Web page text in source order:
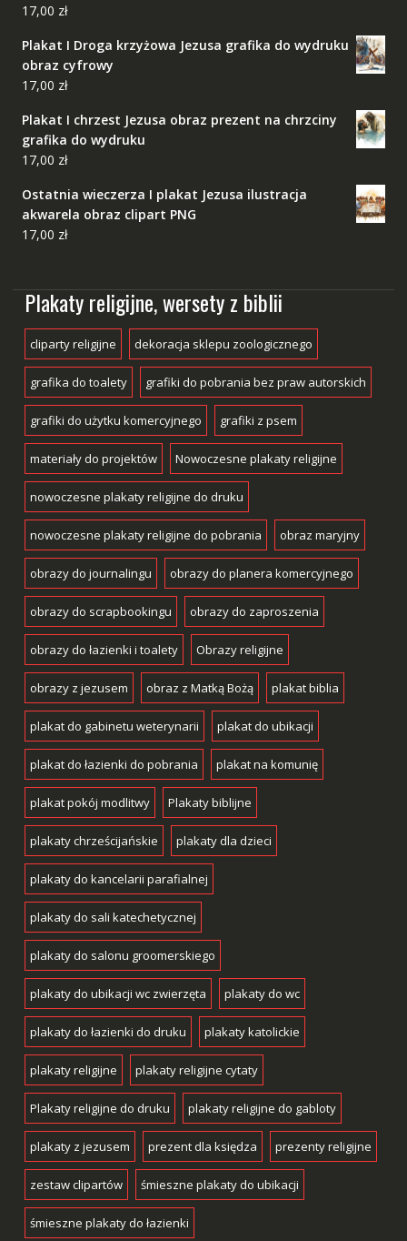
17,00 zł
Plakat I Droga krzyżowa Jezusa grafika do wydruku
obraz cyfrowy
17,00 zł
Plakat I chrzest Jezusa obraz prezent na chrzciny
grafika do wydruku
17,00 zł
Ostatnia wieczerza I plakat Jezusa ilustracja
akwarela obraz clipart PNG
17,00 zł
Plakaty religijne, wersety z biblii
cliparty religijne dekoracja sklepu zoologicznego
grafika do toalety grafiki do pobrania bez praw autorskich
grafiki do użytku komercyjnego grafiki z psem
materiały do projektów Nowoczesne plakaty religijne
nowoczesne plakaty religijne do druku
nowoczesne plakaty religijne do pobrania obraz maryjny
obrazy do journalingu obrazy do planera komercyjnego
obrazy do scrapbookingu obrazy do zaproszenia
obrazy do łazienki i toalety Obrazy religijne
obrazy z jezusem obraz z Matką Bożą plakat biblia
plakat do gabinetu weterynarii plakat do ubikacji
plakat do łazienki do pobrania plakat na komunię
plakat pokój modlitwy Plakaty biblijne
plakaty chrześcijańskie plakaty dla dzieci
plakaty do kancelarii parafialnej
plakaty do sali katechetycznej
plakaty do salonu groomerskiego
plakaty do ubikacji wc zwierzęta plakaty do wc
plakaty do łazienki do druku plakaty katolickie
plakaty religijne plakaty religijne cytaty
Plakaty religijne do druku plakaty religijne do gabloty
plakaty z jezusem prezent dla księdza prezenty religijne
zestaw clipartów śmieszne plakaty do ubikacji
śmieszne plakaty do łazienki